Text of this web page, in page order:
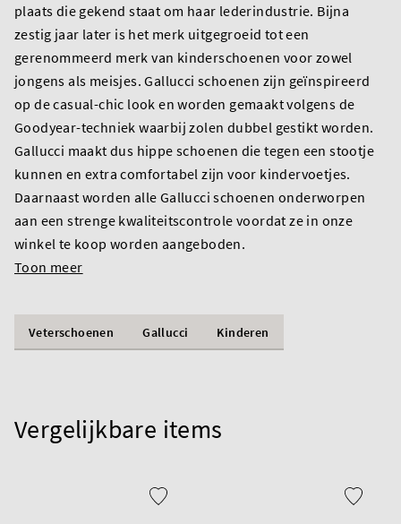
plaats die gekend staat om haar lederindustrie. Bijna
zestig jaar later is het merk uitgegroeid tot een
gerenommeerd merk van kinderschoenen voor zowel
jongens als meisjes. Gallucci schoenen zijn geïnspireerd
op de casual-chic look en worden gemaakt volgens de
Goodyear-techniek waarbij zolen dubbel gestikt worden.
Gallucci maakt dus hippe schoenen die tegen een stootje
kunnen en extra comfortabel zijn voor kindervoetjes.
Daarnaast worden alle Gallucci schoenen onderworpen
aan een strenge kwaliteitscontrole voordat ze in onze
winkel te koop worden aangeboden.
Toon meer
Veterschoenen Gallucci Kinderen
Vergelijkbare items